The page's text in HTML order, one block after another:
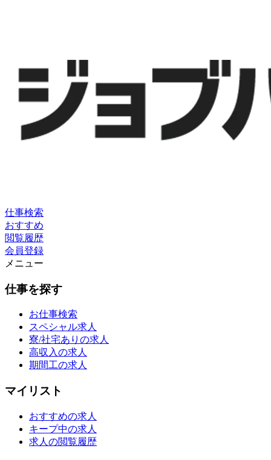
仕事検索
おすすめ
閲覧履歴
会員登録
メニュー
仕事を探す
お仕事検索
スペシャル求人
寮/社宅ありの求人
高収入の求人
期間工の求人
マイリスト
おすすめの求人
キープ中の求人
求人の閲覧履歴